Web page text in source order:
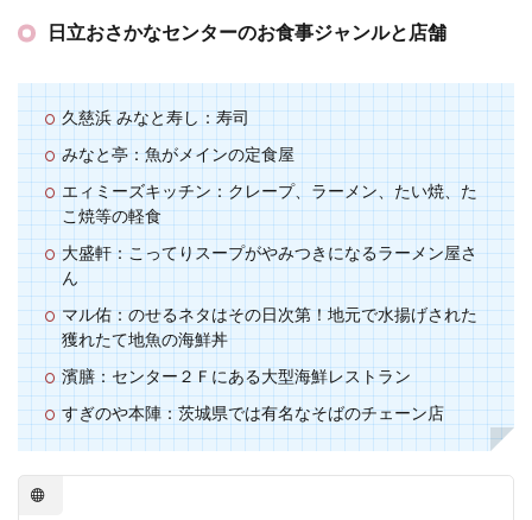
日立おさかなセンターのお食事ジャンルと店舗
久慈浜 みなと寿し：寿司
みなと亭：魚がメインの定食屋
エィミーズキッチン：クレープ、ラーメン、たい焼、た
こ焼等の軽食
大盛軒：こってりスープがやみつきになるラーメン屋さ
ん
マル佑：のせるネタはその日次第！地元で水揚げされた
獲れたて地魚の海鮮丼
濱膳：センター２Ｆにある大型海鮮レストラン
すぎのや本陣：茨城県では有名なそばのチェーン店